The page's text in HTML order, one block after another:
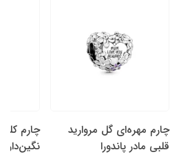
چارم مهره‌ای گل‌ مروارید
قلبی مادر پاندورا
چارم
نگین‌دار